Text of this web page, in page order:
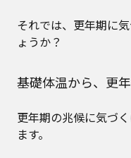
それでは、更年期に
ょうか？
基礎体温から、更
更年期の兆候に気づ
ます。